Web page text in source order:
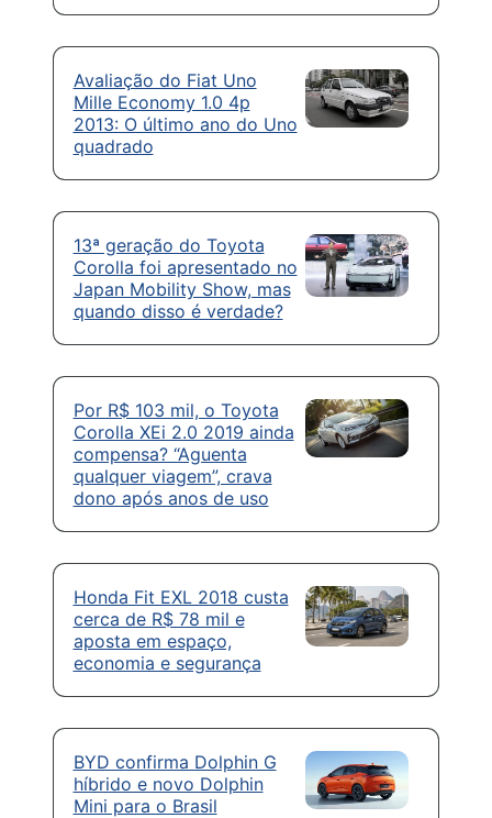
Avaliação do Fiat Uno
Mille Economy 1.0 4p
2013: O último ano do Uno
quadrado
13ª geração do Toyota
Corolla foi apresentado no
Japan Mobility Show, mas
quando disso é verdade?
Por R$ 103 mil, o Toyota
Corolla XEi 2.0 2019 ainda
compensa? “Aguenta
qualquer viagem”, crava
dono após anos de uso
Honda Fit EXL 2018 custa
cerca de R$ 78 mil e
aposta em espaço,
economia e segurança
BYD confirma Dolphin G
híbrido e novo Dolphin
Mini para o Brasil